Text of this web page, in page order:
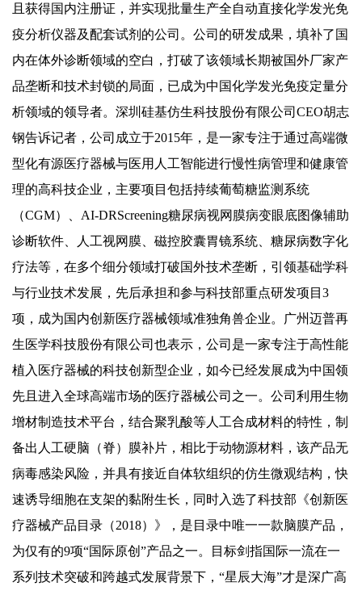
且获得国内注册证，并实现批量生产全自动直接化学发光免
疫分析仪器及配套试剂的公司。公司的研发成果，填补了国
内在体外诊断领域的空白，打破了该领域长期被国外厂家产
品垄断和技术封锁的局面，已成为中国化学发光免疫定量分
析领域的领导者。深圳硅基仿生科技股份有限公司CEO胡志
钢告诉记者，公司成立于2015年，是一家专注于通过高端微
型化有源医疗器械与医用人工智能进行慢性病管理和健康管
理的高科技企业，主要项目包括持续葡萄糖监测系统
（CGM）、AI-DRScreening糖尿病视网膜病变眼底图像辅助
诊断软件、人工视网膜、磁控胶囊胃镜系统、糖尿病数字化
疗法等，在多个细分领域打破国外技术垄断，引领基础学科
与行业技术发展，先后承担和参与科技部重点研发项目3
项，成为国内创新医疗器械领域准独角兽企业。广州迈普再
生医学科技股份有限公司也表示，公司是一家专注于高性能
植入医疗器械的科技创新型企业，如今已经发展成为中国领
先且进入全球高端市场的医疗器械公司之一。公司利用生物
增材制造技术平台，结合聚乳酸等人工合成材料的特性，制
备出人工硬脑（脊）膜补片，相比于动物源材料，该产品无
病毒感染风险，并具有接近自体软组织的仿生微观结构，快
速诱导细胞在支架的黏附生长，同时入选了科技部《创新医
疗器械产品目录（2018）》，是目录中唯一一款脑膜产品，
为仅有的9项“国际原创”产品之一。目标剑指国际一流在一
系列技术突破和跨越式发展背景下，“星辰大海”才是深广高